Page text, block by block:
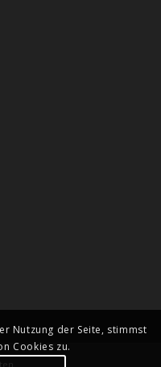
Nutzung der Seite, stimmst
Cookies zu.